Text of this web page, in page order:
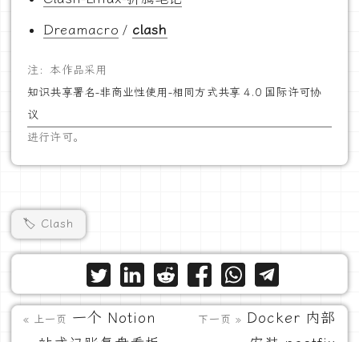
Dreamacro / clash
注：本作品采用
知识共享署名-非商业性使用-相同方式共享 4.0 国际许可协
议
进行许可。
🏷️ Clash
« 上一页 一个 Notion
下一页 » Docker 内部